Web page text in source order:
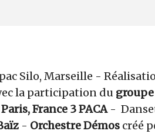
Silo, Marseille -
la participation du groupe
France 3 PACA -
- Orchestre Démos créé